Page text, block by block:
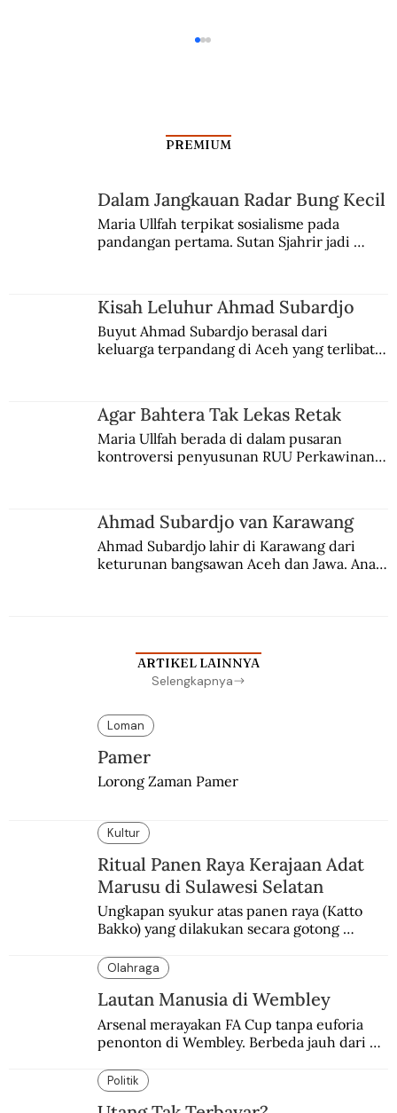
PREMIUM
Dalam Jangkauan Radar Bung Kecil
Maria Ullfah terpikat sosialisme pada
pandangan pertama. Sutan Sjahrir jadi
Kisah Leluhur Ahmad Subardjo
Buyut Ahmad Subardjo berasal dari
keluarga terpandang di Aceh yang terlibat
Agar Bahtera Tak Lekas Retak
Maria Ullfah berada di dalam pusaran
kontroversi penyusunan RUU Perkawinan.
Ahmad Subardjo van Karawang
Ahmad Subardjo lahir di Karawang dari
keturunan bangsawan Aceh dan Jawa. Anak
ARTIKEL LAINNYA
Selengkapnya
Loman
Pamer
Lorong Zaman Pamer
Kultur
Ritual Panen Raya Kerajaan Adat
Marusu di Sulawesi Selatan
Ungkapan syukur atas panen raya (Katto
Bakko) yang dilakukan secara gotong
Olahraga
Lautan Manusia di Wembley
Arsenal merayakan FA Cup tanpa euforia
penonton di Wembley. Berbeda jauh dari
silam.
Politik